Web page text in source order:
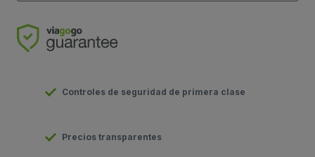
Controles de seguridad de primera clase
Precios transparentes